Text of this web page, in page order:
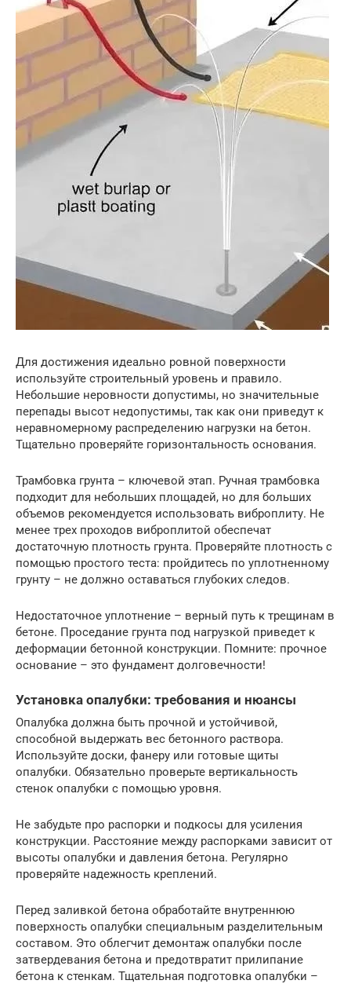
Для достижения идеально ровной поверхности
используйте строительный уровень и правило.
Небольшие неровности допустимы, но значительные
перепады высот недопустимы, так как они приведут к
неравномерному распределению нагрузки на бетон.
Тщательно проверяйте горизонтальность основания.
Трамбовка грунта – ключевой этап. Ручная трамбовка
подходит для небольших площадей, но для больших
объемов рекомендуется использовать виброплиту. Не
менее трех проходов виброплитой обеспечат
достаточную плотность грунта. Проверяйте плотность с
помощью простого теста: пройдитесь по уплотненному
грунту – не должно оставаться глубоких следов.
Недостаточное уплотнение – верный путь к трещинам в
бетоне. Проседание грунта под нагрузкой приведет к
деформации бетонной конструкции. Помните: прочное
основание – это фундамент долговечности!
Установка опалубки: требования и нюансы
Опалубка должна быть прочной и устойчивой,
способной выдержать вес бетонного раствора.
Используйте доски, фанеру или готовые щиты
опалубки. Обязательно проверьте вертикальность
стенок опалубки с помощью уровня.
Не забудьте про распорки и подкосы для усиления
конструкции. Расстояние между распорками зависит от
высоты опалубки и давления бетона. Регулярно
проверяйте надежность креплений.
Перед заливкой бетона обработайте внутреннюю
поверхность опалубки специальным разделительным
составом. Это облегчит демонтаж опалубки после
затвердевания бетона и предотвратит прилипание
бетона к стенкам. Тщательная подготовка опалубки –